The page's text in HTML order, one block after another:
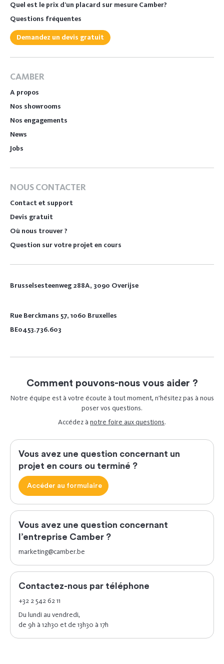
Quel est le prix d’un placard sur mesure Camber?
Questions fréquentes
Demandez un devis gratuit
CAMBER
A propos
Nos showrooms
Nos engagements
News
Jobs
NOUS CONTACTER
Contact et support
Devis gratuit
Où nous trouver ?
Question sur votre projet en cours
Brusselsesteenweg 288A, 3090 Overijse
Rue Berckmans 57, 1060 Bruxelles
BE0453.736.603
Comment pouvons-nous vous aider ?
Notre équipe est à votre écoute à tout moment, n’hésitez pas à nous
poser vos questions.
Accédez à notre foire aux questions.
Vous avez une question concernant un
projet en cours ou terminé ?
Accéder au formulaire
Vous avez une question concernant
l’entreprise Camber ?
marketing@camber.be
Contactez-nous par téléphone
+32 2 542 62 11
Du lundi au vendredi,
de 9h à 12h30 et de 13h30 à 17h